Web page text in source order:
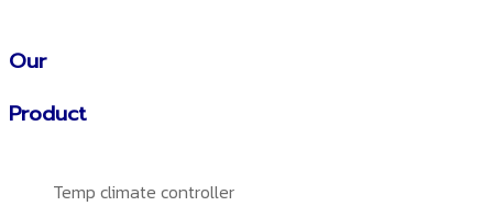
Our
Product
Temp climate controller